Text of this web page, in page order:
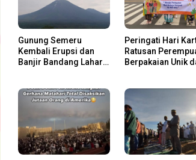
Gunung Semeru
Kembali Erupsi dan
Banjir Bandang Lahar
Peringati Hari
Ratusan
Berpakaian Unik